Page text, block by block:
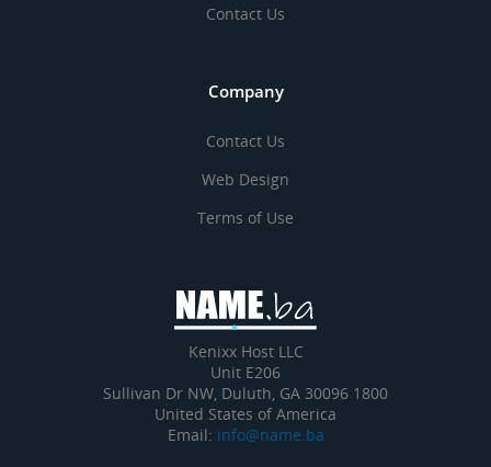
Contact Us
Company
Contact Us
Web Design
Terms of Use
Kenixx Host LLC
Unit E206
1800 Sullivan Dr NW, Duluth, GA 30096
United States of America
Email: info@name.ba